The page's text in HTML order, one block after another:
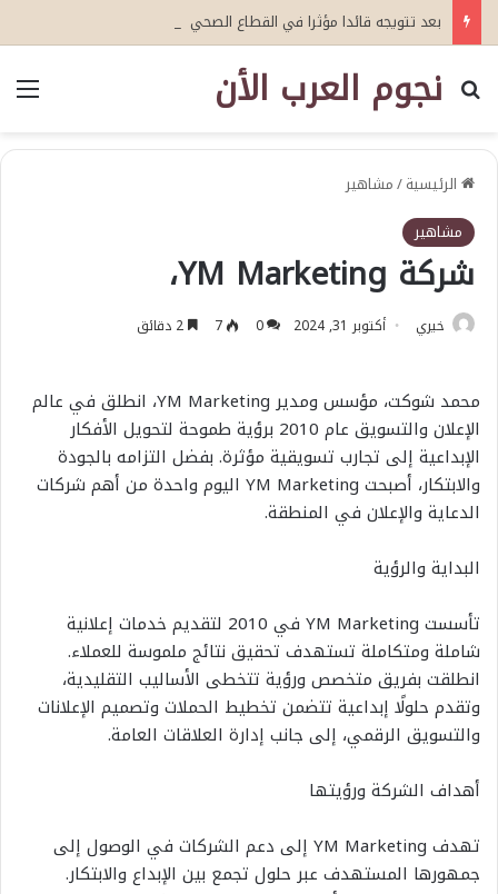
نجوم العرب الأن
بحث عن
الرئيسية/مشاهير
مشاهير
شركة YM Marketing،
خيري أكتوبر 31, 2024 0
7
محمد شوكت، مؤسس ومدير YM Marketing، انطلق في عالم
الإعلان والتسويق عام 2010 برؤية طموحة لتحويل الأفكار
الإبداعية إلى تجارب تسويقية مؤثرة. بفضل التزامه بالجودة
والابتكار، أصبحت YM Marketing اليوم واحدة من أهم شركات
الدعاية والإعلان في المنطقة.
البداية والرؤية
تأسست YM Marketing في 2010 لتقديم خدمات إعلانية
شاملة ومتكاملة تستهدف تحقيق نتائج ملموسة للعملاء.
انطلقت بفريق متخصص ورؤية تتخطى الأساليب التقليدية،
وتقدم حلولًا إبداعية تتضمن تخطيط الحملات وتصميم الإعلانات
والتسويق الرقمي، إلى جانب إدارة العلاقات العامة.
أهداف الشركة ورؤيتها
تهدف YM Marketing إلى دعم الشركات في الوصول إلى
جمهورها المستهدف عبر حلول تجمع بين الإبداع والابتكار.